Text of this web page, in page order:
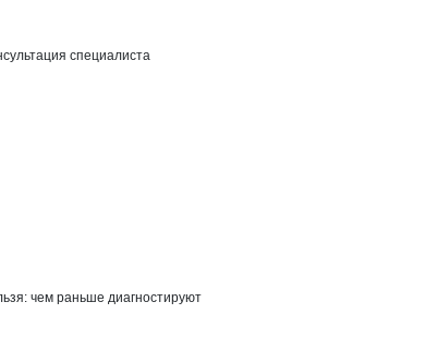
специалиста
чем раньше диагностируют